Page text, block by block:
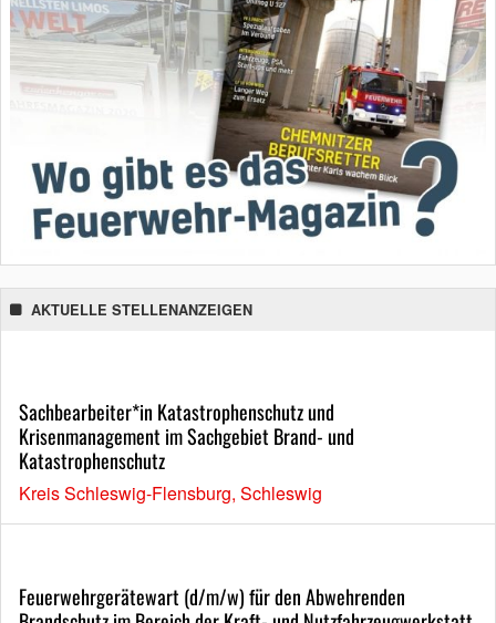
AKTUELLE STELLENANZEIGEN
Sachbearbeiter*in Katastrophenschutz und
Krisenmanagement im Sachgebiet Brand- und
Katastrophenschutz
Kreis Schleswig-Flensburg, Schleswig
Feuerwehrgerätewart (d/m/w) für den Abwehrenden